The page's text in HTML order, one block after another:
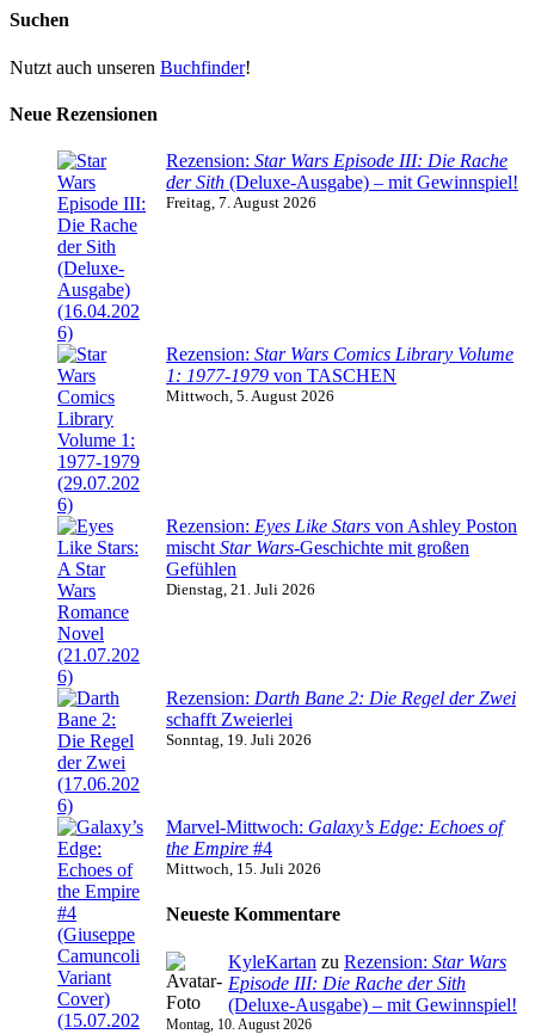
Suchen
Nutzt auch unseren Buchfinder!
Neue Rezensionen
Rezension: Star Wars Episode III: Die Rache
der Sith (Deluxe-Ausgabe) – mit Gewinnspiel!
Freitag, 7. August 2026
Rezension: Star Wars Comics Library Volume
1: 1977-1979 von TASCHEN
Mittwoch, 5. August 2026
Rezension: Eyes Like Stars von Ashley Poston
mischt Star Wars-Geschichte mit großen
Gefühlen
Dienstag, 21. Juli 2026
Rezension: Darth Bane 2: Die Regel der Zwei
schafft Zweierlei
Sonntag, 19. Juli 2026
Marvel-Mittwoch: Galaxy’s Edge: Echoes of
the Empire #4
Mittwoch, 15. Juli 2026
Neueste Kommentare
KyleKartan zu Rezension: Star Wars
Episode III: Die Rache der Sith
(Deluxe-Ausgabe) – mit Gewinnspiel!
Montag, 10. August 2026